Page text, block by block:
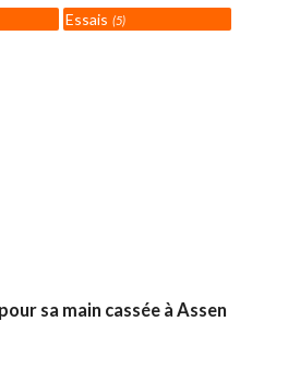
Essais 5
sa main cassée à Assen